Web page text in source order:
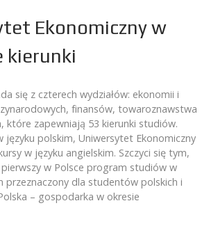
Ekonomiczny w
kierunki
się z czterech wydziałów: ekonomii i
finansów, towaroznawstwa
które zapewniają 53 kierunki studiów.
języku polskim, Uniwersytet Ekonomiczny
w języku angielskim. Szczyci się tym,
pierwszy w Polsce program studiów w
przeznaczony dla studentów polskich i
– gospodarka w okresie